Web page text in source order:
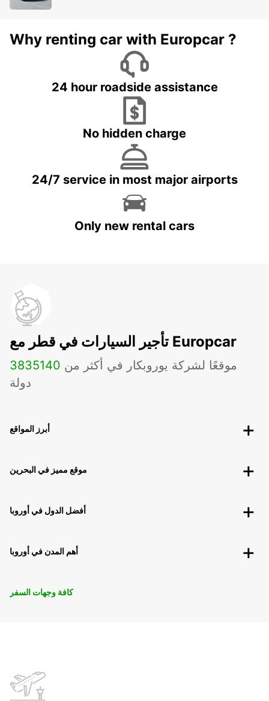
Why renting car with Europcar ?
24 hour roadside assistance
No hidden charge
24/7 service in most major airports
Only new rental cars
تأجير السيارات في قطر مع Europcar
3835 موقعًا لشركة يوروبكار في أكثر من 140
دولة
أبرز المواقع
موقع مميز في البحرين
أفضل الدول في أوروبا
أهم المدن في أوروبا
كافة وجهات السفر